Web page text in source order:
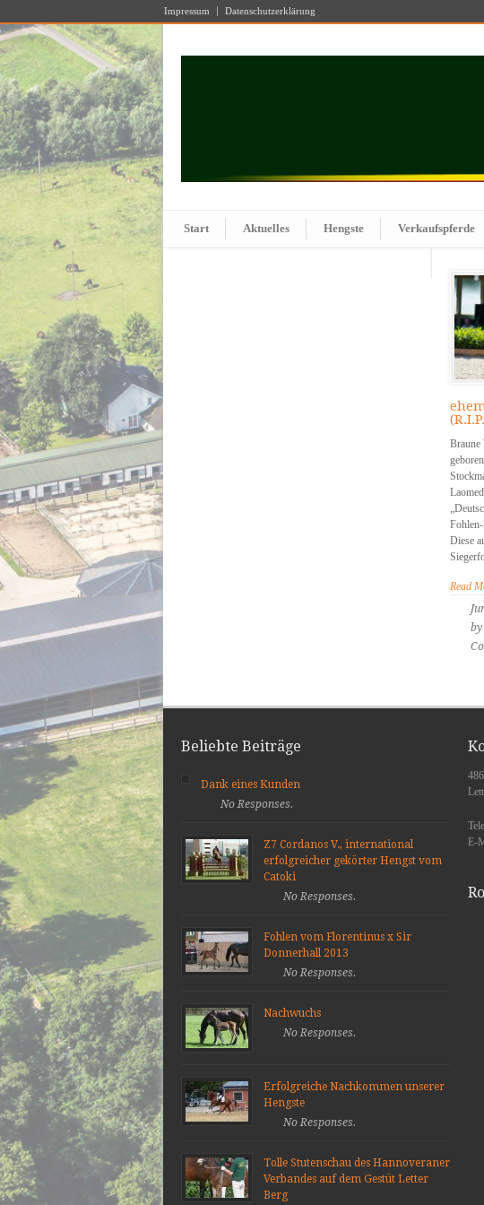
Impressum Datenschutzerklärung
Start Aktuelles Hengste Verkaufspferde
Braune
Diese
Read
by
Beliebte Beiträge
Dank eines Kunden
No Responses.
Z7 Cordanos V., international
erfolgreicher gekörter Hengst vom
Catoki
No Responses.
Fohlen vom Florentinus x Sir
Donnerhall 2013
No Responses.
Nachwuchs
No Responses.
Erfolgreiche Nachkommen unserer
Hengste
No Responses.
Tolle Stutenschau des Hannoveraner
Verbandes auf dem Gestüt Letter
Berg
E-